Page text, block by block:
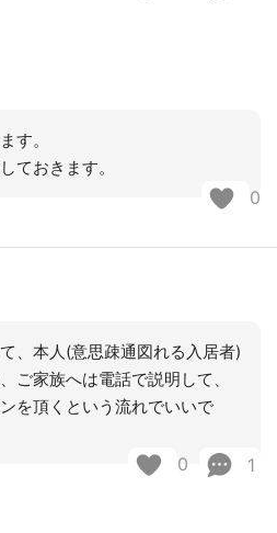
す。
ておきます。
0
、本人(意思疎通図れる入居者)
ご家族へは電話で説明して、
を頂くという流れでいいで
0 1